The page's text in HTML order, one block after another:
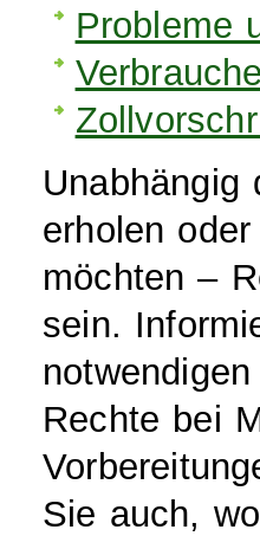
Probleme
erholen
möchten –
sein.
Rechte bei
Sie auch,